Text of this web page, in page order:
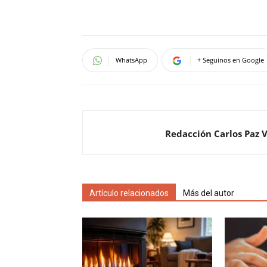
WhatsApp + Seguinos en Google
Redacción Carlos Paz
Artículo relacionados Más del autor